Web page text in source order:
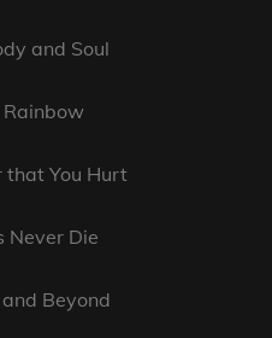
and Soul
that You Hurt
Never Die
Beyond